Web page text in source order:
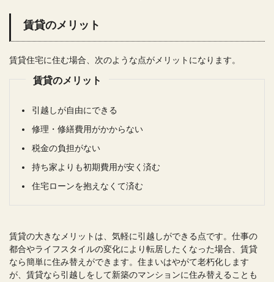
賃貸のメリット
賃貸住宅に住む場合、次のような点がメリットになります。
賃貸のメリット
引越しが自由にできる
修理・修繕費用がかからない
税金の負担がない
持ち家よりも初期費用が安く済む
住宅ローンを抱えなくて済む
賃貸の大きなメリットは、気軽に引越しができる点です。仕事の
都合やライフスタイルの変化により転居したくなった場合、賃貸
なら簡単に住み替えができます。住まいはやがて老朽化します
が、賃貸なら引越しをして新築のマンションに住み替えることも